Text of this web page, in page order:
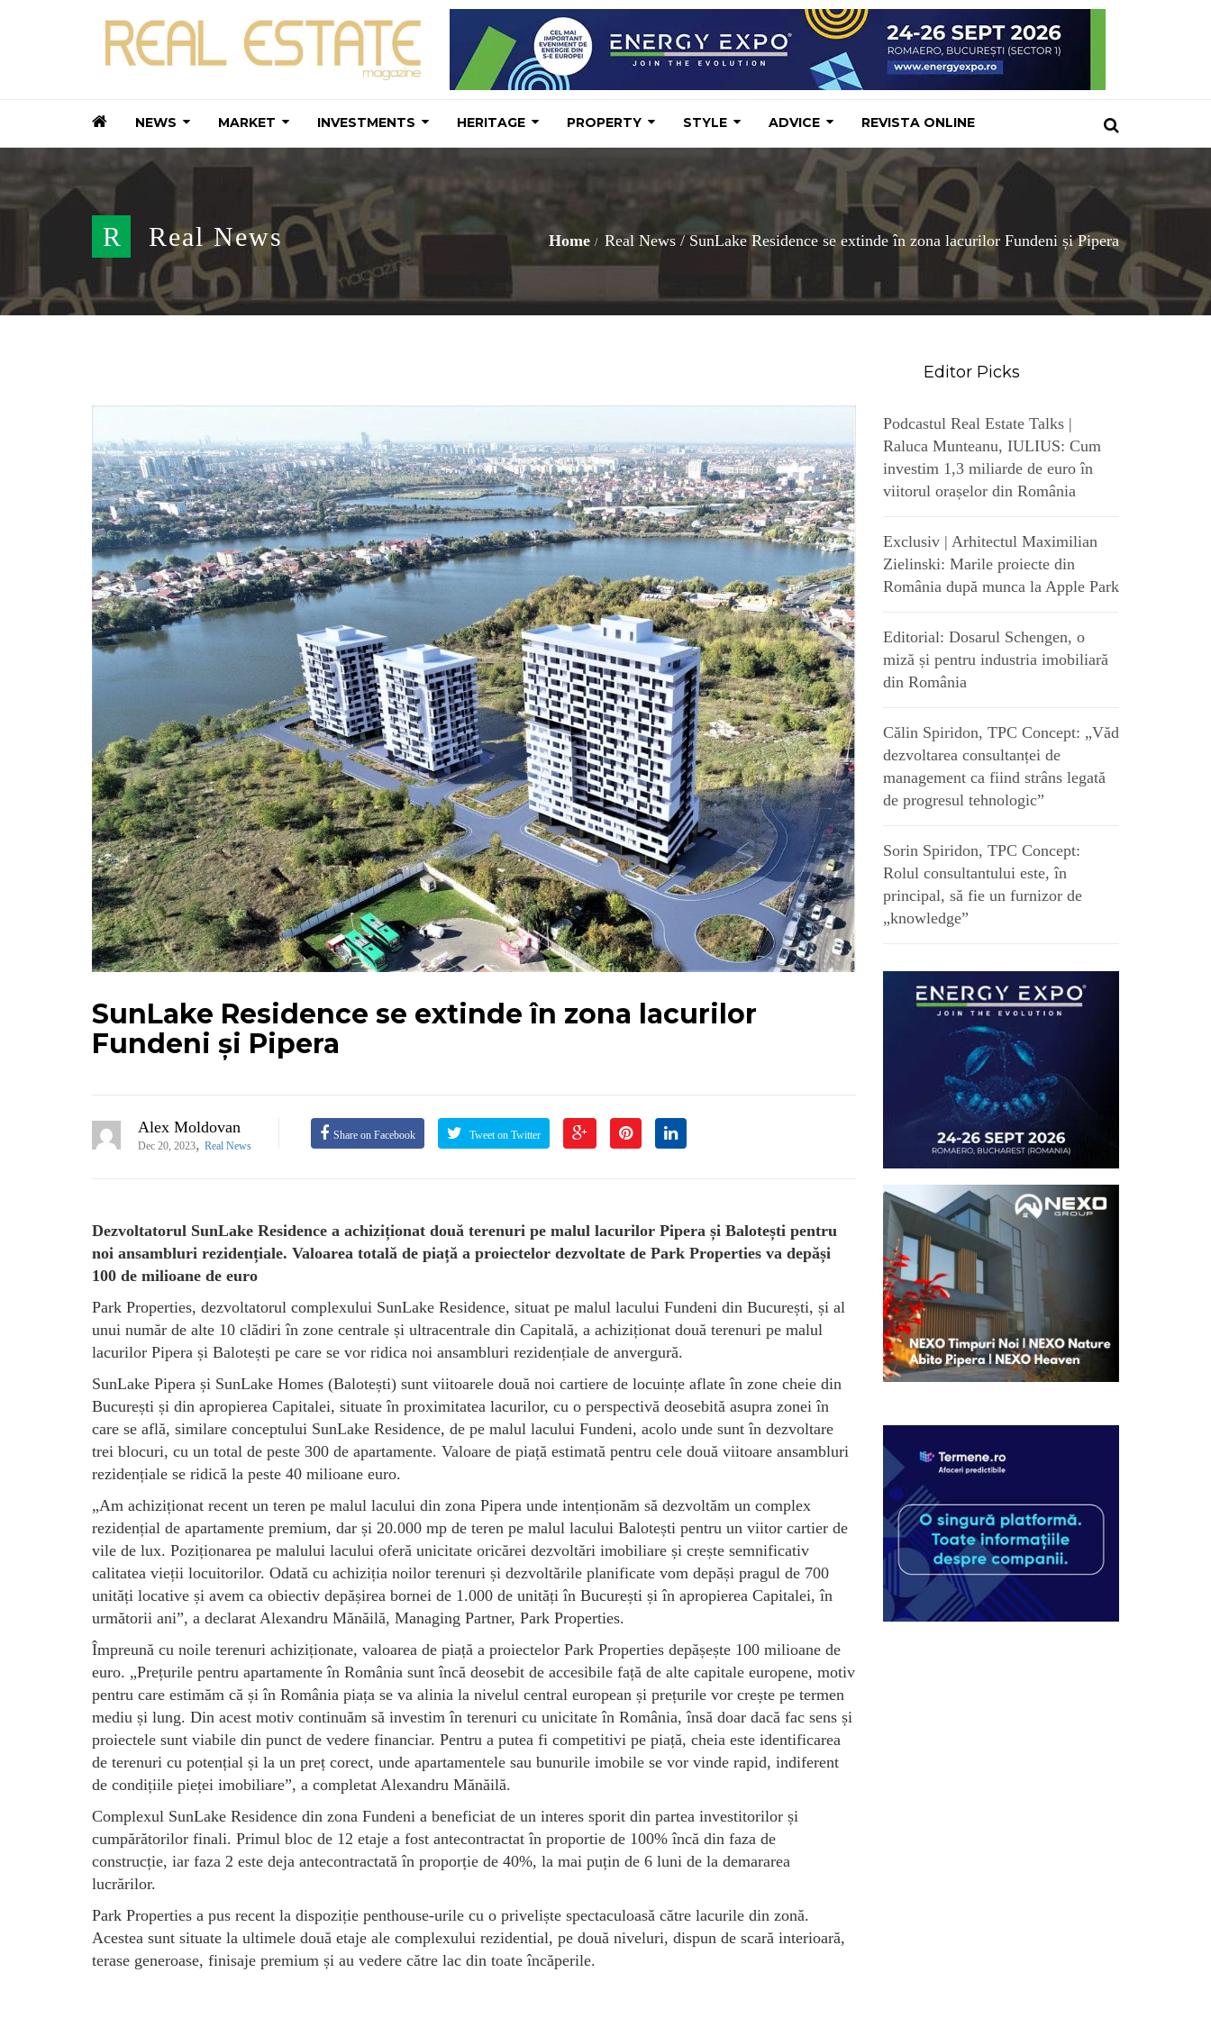
NEWS MARKET INVESTMENTS HERITAGE PROPERTY STYLE ADVICE REVISTA ONLINE
R Real News Home Real News / SunLake Residence se extinde în zona lacurilor Fundeni și Pipera
SunLake Residence se extinde în zona lacurilor
Fundeni și Pipera
Alex Moldovan
Dec 20, 2023, Real News
Share on Facebook Tweet on Twitter
Dezvoltatorul SunLake Residence a achiziționat două terenuri pe malul lacurilor Pipera și Balotești pentru
noi ansambluri rezidențiale. Valoarea totală de piață a proiectelor dezvoltate de Park Properties va depăși
100 de milioane de euro
Park Properties, dezvoltatorul complexului SunLake Residence, situat pe malul lacului Fundeni din București, și al
unui număr de alte 10 clădiri în zone centrale și ultracentrale din Capitală, a achiziționat două terenuri pe malul
lacurilor Pipera și Balotești pe care se vor ridica noi ansambluri rezidențiale de anvergură.
SunLake Pipera și SunLake Homes (Balotești) sunt viitoarele două noi cartiere de locuințe aflate în zone cheie din
București și din apropierea Capitalei, situate în proximitatea lacurilor, cu o perspectivă deosebită asupra zonei în
care se află, similare conceptului SunLake Residence, de pe malul lacului Fundeni, acolo unde sunt în dezvoltare
trei blocuri, cu un total de peste 300 de apartamente. Valoare de piață estimată pentru cele două viitoare ansambluri
rezidențiale se ridică la peste 40 milioane euro.
„Am achiziționat recent un teren pe malul lacului din zona Pipera unde intenționăm să dezvoltăm un complex
rezidențial de apartamente premium, dar și 20.000 mp de teren pe malul lacului Balotești pentru un viitor cartier de
vile de lux. Poziționarea pe malului lacului oferă unicitate oricărei dezvoltări imobiliare și crește semnificativ
calitatea vieții locuitorilor. Odată cu achiziția noilor terenuri și dezvoltările planificate vom depăși pragul de 700
unități locative și avem ca obiectiv depășirea bornei de 1.000 de unități în București și în apropierea Capitalei, în
următorii ani”, a declarat Alexandru Mănăilă, Managing Partner, Park Properties.
Împreună cu noile terenuri achiziționate, valoarea de piață a proiectelor Park Properties depășește 100 milioane de
euro. „Prețurile pentru apartamente în România sunt încă deosebit de accesibile față de alte capitale europene, motiv
pentru care estimăm că și în România piața se va alinia la nivelul central european și prețurile vor crește pe termen
mediu și lung. Din acest motiv continuăm să investim în terenuri cu unicitate în România, însă doar dacă fac sens și
proiectele sunt viabile din punct de vedere financiar. Pentru a putea fi competitivi pe piață, cheia este identificarea
de terenuri cu potențial și la un preț corect, unde apartamentele sau bunurile imobile se vor vinde rapid, indiferent
de condițiile pieței imobiliare”, a completat Alexandru Mănăilă.
Complexul SunLake Residence din zona Fundeni a beneficiat de un interes sporit din partea investitorilor și
cumpărătorilor finali. Primul bloc de 12 etaje a fost antecontractat în proportie de 100% încă din faza de
construcție, iar faza 2 este deja antecontractată în proporție de 40%, la mai puțin de 6 luni de la demararea
lucrărilor.
Park Properties a pus recent la dispoziție penthouse-urile cu o priveliște spectaculoasă către lacurile din zonă.
Acestea sunt situate la ultimele două etaje ale complexului rezidential, pe două niveluri, dispun de scară interioară,
terase generoase, finisaje premium și au vedere către lac din toate încăperile.
Editor Picks
Podcastul Real Estate Talks |
Raluca Munteanu, IULIUS: Cum
investim 1,3 miliarde de euro în
viitorul orașelor din România
Exclusiv | Arhitectul Maximilian
Zielinski: Marile proiecte din
România după munca la Apple Park
Editorial: Dosarul Schengen, o
miză și pentru industria imobiliară
din România
Călin Spiridon, TPC Concept: „Văd
dezvoltarea consultanței de
management ca fiind strâns legată
de progresul tehnologic”
Sorin Spiridon, TPC Concept:
Rolul consultantului este, în
principal, să fie un furnizor de
„knowledge”